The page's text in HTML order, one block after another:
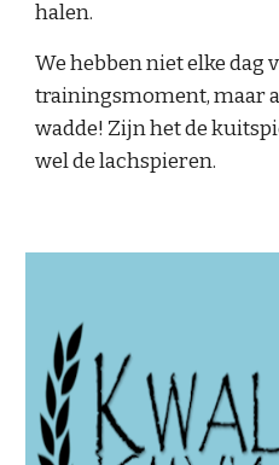
halen.
We hebben niet elke dag
trainingsmoment, maar
wadde! Zijn het de
wel de lachspieren.